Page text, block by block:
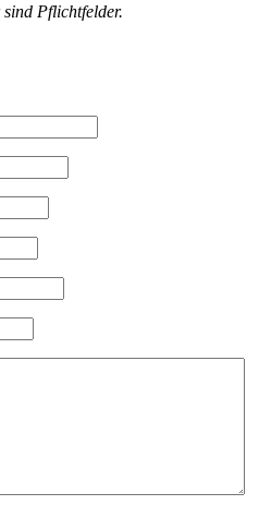
Pflichtfelder.